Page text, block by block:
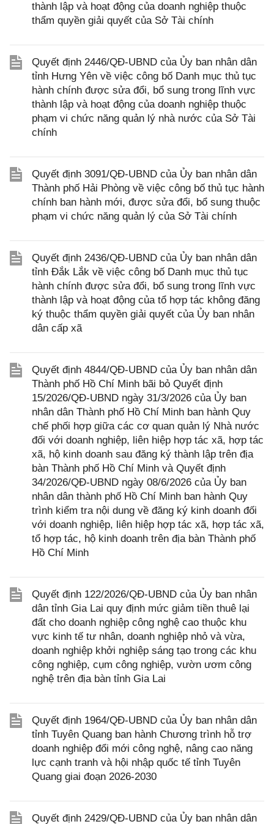
thành lập và hoạt động của doanh nghiệp thuộc
thẩm quyền giải quyết của Sở Tài chính
Quyết định 2446/QĐ-UBND của Ủy ban nhân dân
tỉnh Hưng Yên về việc công bố Danh mục thủ tục
hành chính được sửa đổi, bổ sung trong lĩnh vực
thành lập và hoạt động của doanh nghiệp thuộc
phạm vi chức năng quản lý nhà nước của Sở Tài
chính
Quyết định 3091/QĐ-UBND của Ủy ban nhân dân
Thành phố Hải Phòng về việc công bố thủ tục hành
chính ban hành mới, được sửa đổi, bổ sung thuộc
phạm vi chức năng quản lý của Sở Tài chính
Quyết định 2436/QĐ-UBND của Ủy ban nhân dân
tỉnh Đắk Lắk về việc công bố Danh mục thủ tục
hành chính được sửa đổi, bổ sung trong lĩnh vực
thành lập và hoạt động của tổ hợp tác không đăng
ký thuộc thẩm quyền giải quyết của Ủy ban nhân
dân cấp xã
Quyết định 4844/QĐ-UBND của Ủy ban nhân dân
Thành phố Hồ Chí Minh bãi bỏ Quyết định
15/2026/QĐ-UBND ngày 31/3/2026 của Ủy ban
nhân dân Thành phố Hồ Chí Minh ban hành Quy
chế phối hợp giữa các cơ quan quản lý Nhà nước
đối với doanh nghiệp, liên hiệp hợp tác xã, hợp tác
xã, hộ kinh doanh sau đăng ký thành lập trên địa
bàn Thành phố Hồ Chí Minh và Quyết định
34/2026/QĐ-UBND ngày 08/6/2026 của Ủy ban
nhân dân thành phố Hồ Chí Minh ban hành Quy
trình kiểm tra nội dung về đăng ký kinh doanh đối
với doanh nghiệp, liên hiệp hợp tác xã, hợp tác xã,
tổ hợp tác, hộ kinh doanh trên địa bàn Thành phố
Hồ Chí Minh
Quyết định 122/2026/QĐ-UBND của Ủy ban nhân
dân tỉnh Gia Lai quy định mức giảm tiền thuê lại
đất cho doanh nghiệp công nghệ cao thuộc khu
vực kinh tế tư nhân, doanh nghiệp nhỏ và vừa,
doanh nghiệp khởi nghiệp sáng tạo trong các khu
công nghiệp, cụm công nghiệp, vườn ươm công
nghệ trên địa bàn tỉnh Gia Lai
Quyết định 1964/QĐ-UBND của Ủy ban nhân dân
tỉnh Tuyên Quang ban hành Chương trình hỗ trợ
doanh nghiệp đổi mới công nghệ, nâng cao năng
lực cạnh tranh và hội nhập quốc tế tỉnh Tuyên
Quang giai đoạn 2026-2030
Quyết định 2429/QĐ-UBND của Ủy ban nhân dân